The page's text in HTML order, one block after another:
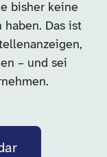
bisher keine
haben. Das ist
– und sei